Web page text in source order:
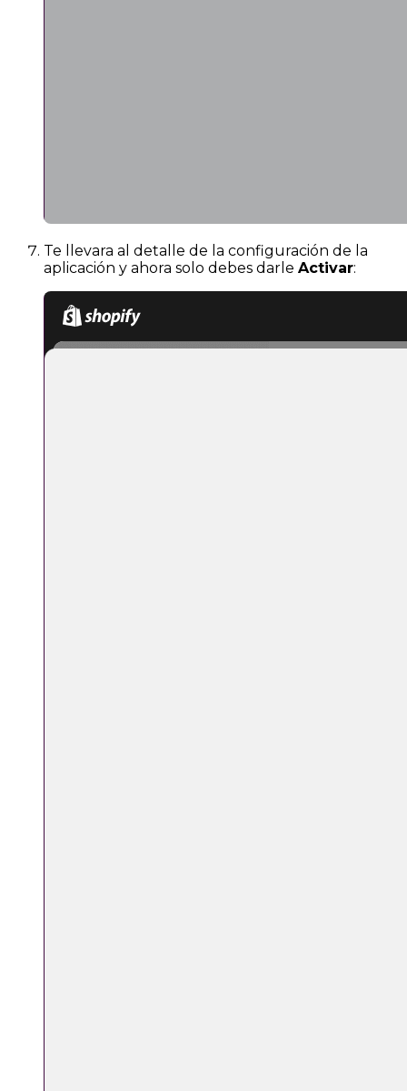
Te llevara al detalle de la configuración de la
aplicación y ahora solo debes darle Activar: